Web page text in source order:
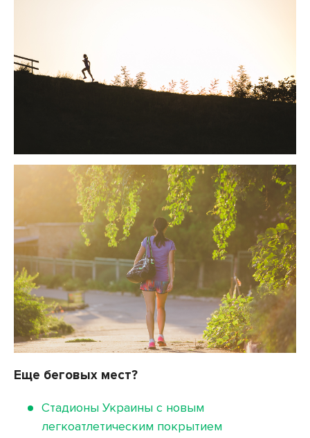
Еще беговых мест?
Стадионы Украины с новым
легкоатлетическим покрытием